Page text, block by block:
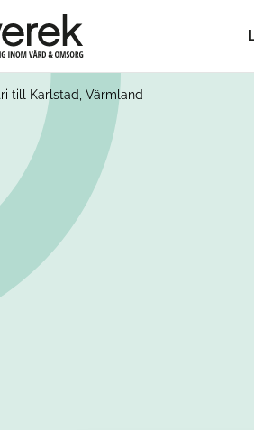
till Karlstad, Värmland